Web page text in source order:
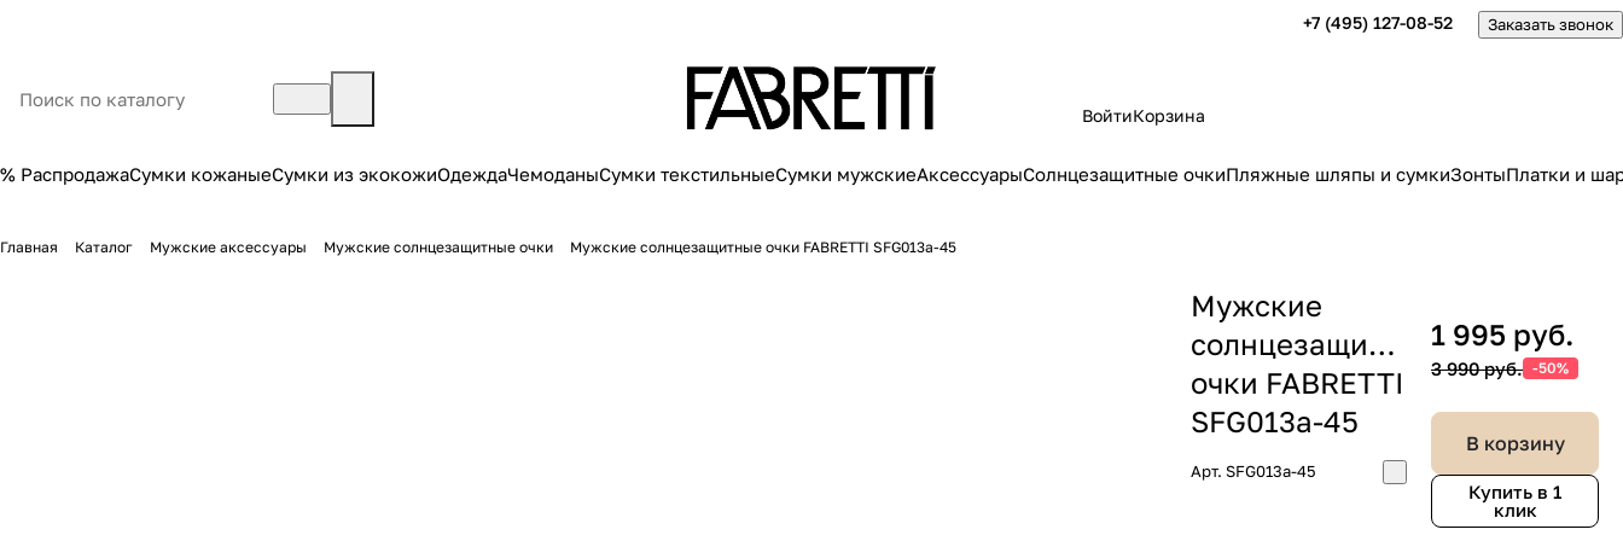
+7 (495) 127-08-52 Заказать звонок
ВойтиКорзина
% РаспродажаСумки кожаныеСумки из экокожиОдеждаЧемоданыСумки текстильныеСумки мужскиеАксессуарыСолнцезащитные очкиПляжные шляпы и сумкиЗонтыПлатки и
Главная Каталог Мужские аксессуары Мужские солнцезащитные очки Мужские солнцезащитные очки FABRETTI SFG013a-45
Мужские
солнцезащитные
очки FABRETTI
SFG013a-45
Арт. SFG013a-45
1 995 руб.
3 990 руб. -50%
В корзину
Купить в 1
клик